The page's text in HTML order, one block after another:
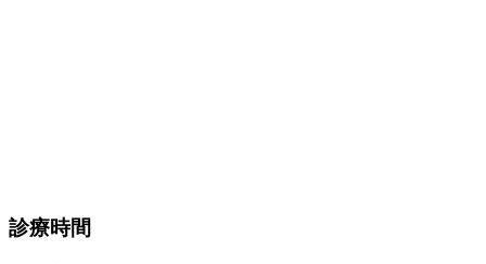
診療時間